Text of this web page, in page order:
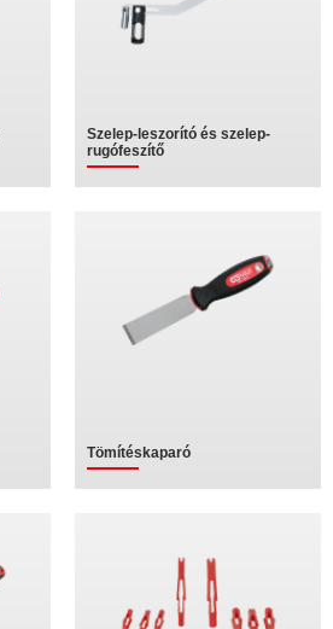
Szelep-leszorító és szelep-
rugófeszítő
Tömítéskaparó